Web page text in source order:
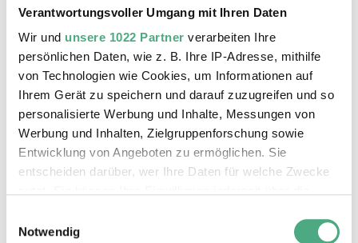
Verantwortungsvoller Umgang mit Ihren Daten
Wir und unsere 1022 Partner verarbeiten Ihre
persönlichen Daten, wie z. B. Ihre IP-Adresse, mithilfe
von Technologien wie Cookies, um Informationen auf
Ihrem Gerät zu speichern und darauf zuzugreifen und so
personalisierte Werbung und Inhalte, Messungen von
Werbung und Inhalten, Zielgruppenforschung sowie
Entwicklung von Angeboten zu ermöglichen. Sie
entscheiden darüber, wer Ihre Daten für welche Zwecke
Trigger Symbol ändern oder widerrufen
Notwendig
X RAY neu